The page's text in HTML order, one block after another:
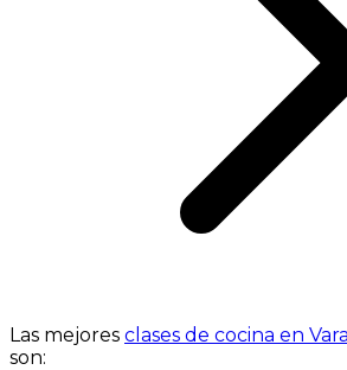
Las mejores clases de cocina en
son: